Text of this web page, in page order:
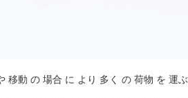
移動 の 場合 に より 多く の 荷物 を 運